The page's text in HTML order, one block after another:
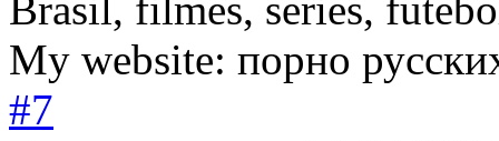
Brasil, filmes, series,
My website: порно
#7